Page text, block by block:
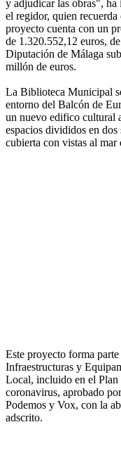
y adjudicar las obras", ha
el regidor, quien recuerda
proyecto cuenta con un
de 1.320.552,12 euros,
Diputación de Málaga
millón de euros.
La Biblioteca Municipal
entorno del Balcón de
un nuevo edifico cultural
espacios divididos en dos
cubierta con vistas al mar
Este proyecto forma
Infraestructuras y
Local, incluido en el
coronavirus, aprobado
Podemos y Vox, con la
adscrito.